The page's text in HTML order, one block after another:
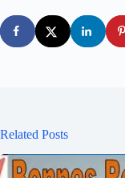
Related Posts